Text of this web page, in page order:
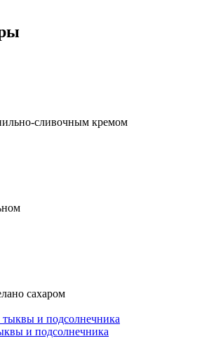
сливочным кремом
сахаром
и подсолнечника